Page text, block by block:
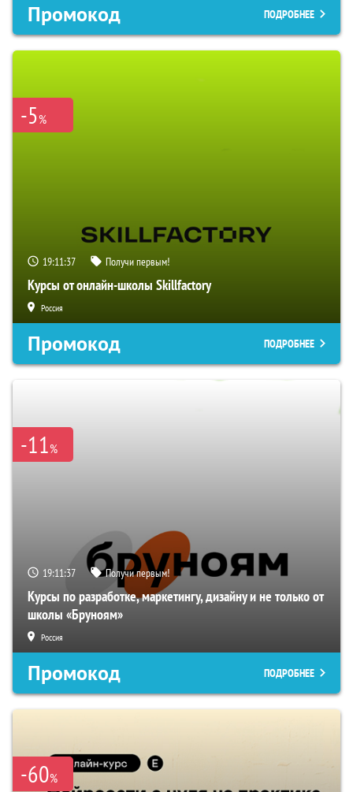
Промокод ПОДРОБНЕЕ
-5%
19:11:36 Получи первым!
Курсы от онлайн-школы Skillfactory
Россия
Промокод ПОДРОБНЕЕ
-11%
19:11:36 Получи первым!
Курсы по разработке, маркетингу, дизайну и не только от
школы «Бруноям»
Россия
Промокод ПОДРОБНЕЕ
-60%